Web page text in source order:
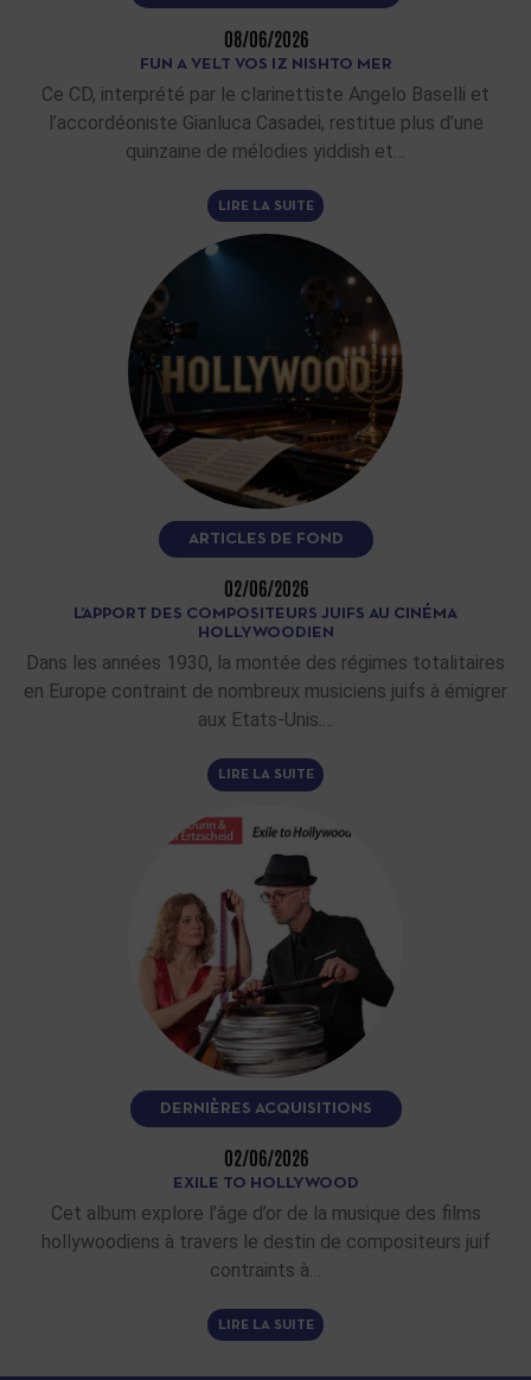
08/06/2026
FUN A VELT VOS IZ NISHTO MER
Ce CD, interprété par le clarinettiste Angelo Baselli et
l’accordéoniste Gianluca Casadei, restitue plus d’une
quinzaine de mélodies yiddish et…
LIRE LA SUITE
ARTICLES DE FOND
02/06/2026
L’APPORT DES COMPOSITEURS JUIFS AU CINÉMA
HOLLYWOODIEN
Dans les années 1930, la montée des régimes totalitaires
en Europe contraint de nombreux musiciens juifs à émigrer
aux Etats-Unis.…
LIRE LA SUITE
DERNIÈRES ACQUISITIONS
02/06/2026
EXILE TO HOLLYWOOD
Cet album explore l’âge d’or de la musique des films
hollywoodiens à travers le destin de compositeurs juif
contraints à…
LIRE LA SUITE